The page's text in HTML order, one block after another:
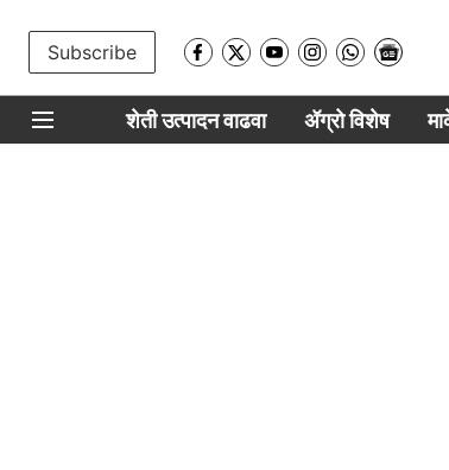
Subscribe
शेती उत्पादन वाढवा ॲग्रो विशेष